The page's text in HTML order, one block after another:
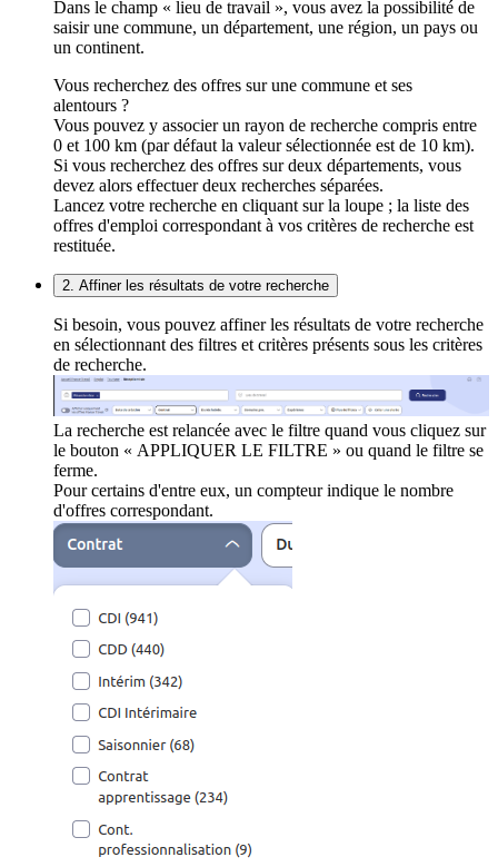
Dans le champ « lieu de travail », vous avez la possibilité de
saisir une commune, un département, une région, un pays ou
un continent.
Vous recherchez des offres sur une commune et ses
alentours ?
Vous pouvez y associer un rayon de recherche compris entre
0 et 100 km (par défaut la valeur sélectionnée est de 10 km).
Si vous recherchez des offres sur deux départements, vous
devez alors effectuer deux recherches séparées.
Lancez votre recherche en cliquant sur la loupe ; la liste des
offres d'emploi correspondant à vos critères de recherche est
restituée.
2. Affiner les résultats de votre recherche
Si besoin, vous pouvez affiner les résultats de votre recherche
en sélectionnant des filtres et critères présents sous les critères
de recherche.
La recherche est relancée avec le filtre quand vous cliquez sur
le bouton « APPLIQUER LE FILTRE » ou quand le filtre se
ferme.
Pour certains d'entre eux, un compteur indique le nombre
d'offres correspondant.